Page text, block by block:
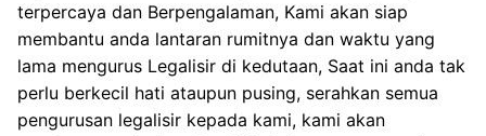
terpercaya dan Berpengalaman, Kami akan siap
membantu anda lantaran rumitnya dan waktu yang
lama mengurus Legalisir di kedutaan, Saat ini anda tak
perlu berkecil hati ataupun pusing, serahkan semua
pengurusan legalisir kepada kami, kami akan